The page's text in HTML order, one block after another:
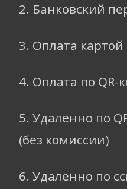
2. Банковский
3. Оплата картой
4. Оплата по QR-
5. Удаленно по
(без комиссии)
6. Удаленно по